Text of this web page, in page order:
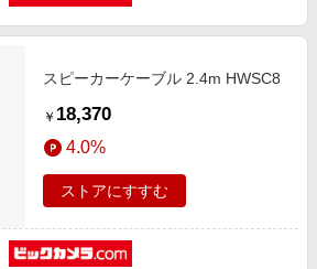
スピーカーケーブル 2.4m HWSC8
￥ 18,370
4.0%
ストアにすすむ